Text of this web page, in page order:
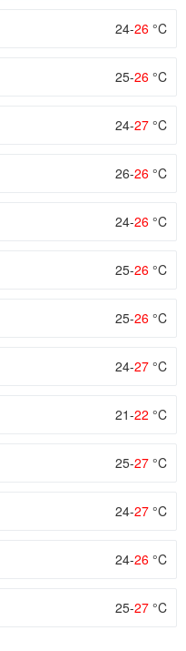
24-26 °C
25-26 °C
24-27 °C
26-26 °C
24-26 °C
25-26 °C
25-26 °C
24-27 °C
21-22 °C
25-27 °C
24-27 °C
24-26 °C
25-27 °C